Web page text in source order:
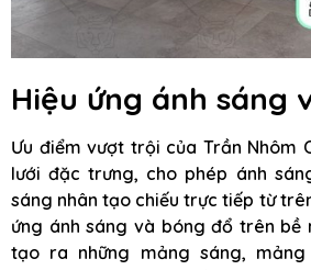
Hiệu ứng ánh sáng
Ưu điểm vượt trội của Trần Nhôm
lưới đặc trưng, cho phép ánh
sáng nhân tạo chiếu trực tiếp từ
ứng ánh sáng và bóng đổ trên bề
tạo ra những mảng sáng,